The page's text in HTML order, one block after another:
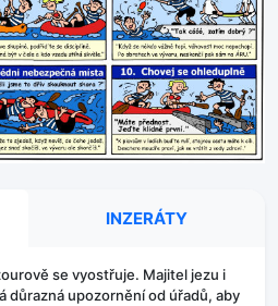
INZERÁTY
se vyostřuje. Majitel jezu i
důrazná upozornění od úřadů, aby